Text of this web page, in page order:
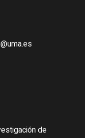
de